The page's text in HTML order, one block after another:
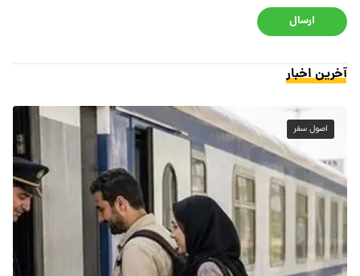
ارسال
آخرین اخبار
اصول سفر